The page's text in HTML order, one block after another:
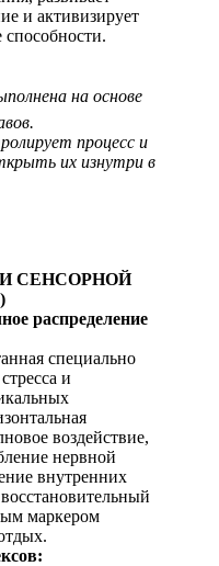
и активизирует
на основе
процесс и
их изнутри в
СЕНСОРНОЙ
распределение
специально
и
воздействие,
нервной
внутренних
маркером